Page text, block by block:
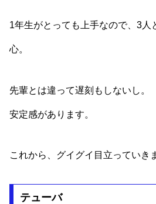
1年生がとっても上手なので、3人
心。
先輩とは違って遅刻もしないし。
安定感があります。
これから、グイグイ目立っていき
テューバ